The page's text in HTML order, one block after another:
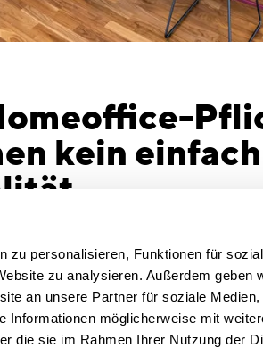
zu personalisieren, Funktionen für
zu analysieren. Außerdem geben
an unsere Partner für soziale Medien,
Informationen möglicherweise mit
die sie im Rahmen Ihrer Nutzung der
kein
der
/ Mehr Platz für
Vorbereitung und
der Industrie
Event-
Zu einem
Events. Mit
gestalten
soziales